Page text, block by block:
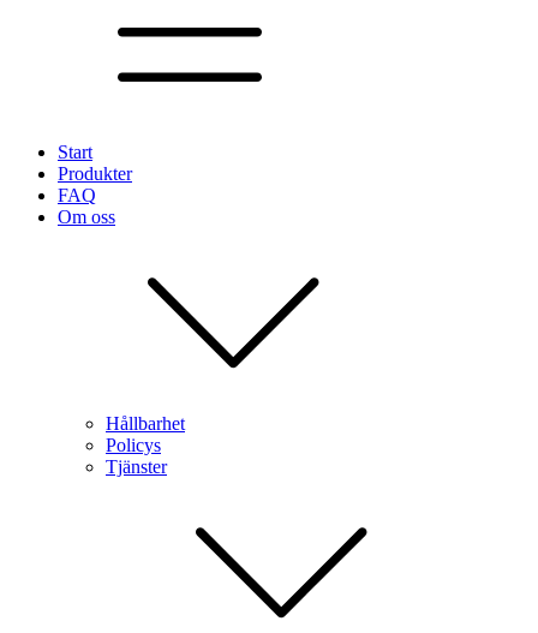
Start
Produkter
FAQ
Om oss
Hållbarhet
Policys
Tjänster